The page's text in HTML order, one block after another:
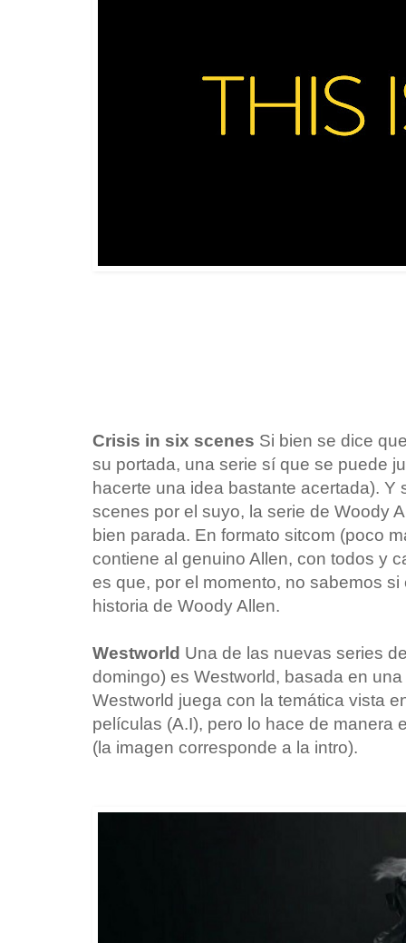
Crisis in six scenes Si bien se dice
su portada, una serie sí que se puede
hacerte una idea bastante acertada). Y
scenes por el suyo, la serie de Woody
bien parada. En formato sitcom (poco
contiene al genuino Allen, con todos y
es que, por el momento, no sabemos
historia de Woody Allen.
Westworld Una de las nuevas series
domingo) es Westworld, basada en
Westworld juega con la temática vista
películas (A.I), pero lo hace de manera
(la imagen corresponde a la intro).